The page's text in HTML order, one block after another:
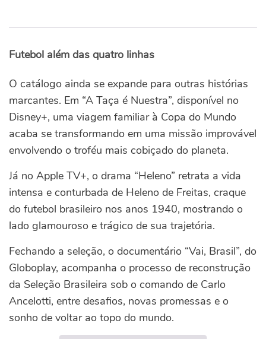
Futebol além das quatro linhas
O catálogo ainda se expande para outras histórias
marcantes. Em “A Taça é Nuestra”, disponível no
Disney+, uma viagem familiar à Copa do Mundo
acaba se transformando em uma missão improvável
envolvendo o troféu mais cobiçado do planeta.
Já no Apple TV+, o drama “Heleno” retrata a vida
intensa e conturbada de Heleno de Freitas, craque
do futebol brasileiro nos anos 1940, mostrando o
lado glamouroso e trágico de sua trajetória.
Fechando a seleção, o documentário “Vai, Brasil”, do
Globoplay, acompanha o processo de reconstrução
da Seleção Brasileira sob o comando de Carlo
Ancelotti, entre desafios, novas promessas e o
sonho de voltar ao topo do mundo.